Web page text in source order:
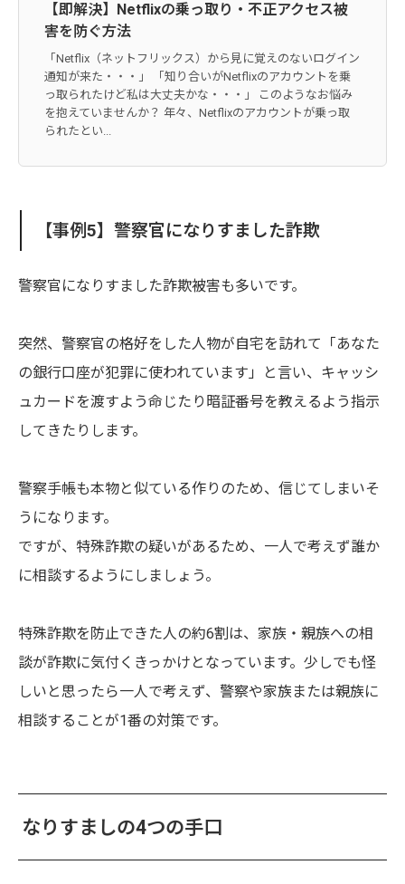
【即解決】Netflixの乗っ取り・不正アクセス被
害を防ぐ方法
「Netflix（ネットフリックス）から見に覚えのないログイン
通知が来た・・・」 「知り合いがNetflixのアカウントを乗
っ取られたけど私は大丈夫かな・・・」 このようなお悩み
を抱えていませんか？ 年々、Netflixのアカウントが乗っ取
られたとい...
【事例5】警察官になりすました詐欺
警察官になりすました詐欺被害も多いです。
突然、警察官の格好をした人物が自宅を訪れて「あなた
の銀行口座が犯罪に使われています」と言い、キャッシ
ュカードを渡すよう命じたり暗証番号を教えるよう指示
してきたりします。
警察手帳も本物と似ている作りのため、信じてしまいそ
うになります。
ですが、特殊詐欺の疑いがあるため、一人で考えず誰か
に相談するようにしましょう。
特殊詐欺を防止できた人の約6割は、家族・親族への相
談が詐欺に気付くきっかけとなっています。少しでも怪
しいと思ったら一人で考えず、警察や家族または親族に
相談することが1番の対策です。
なりすましの4つの手口